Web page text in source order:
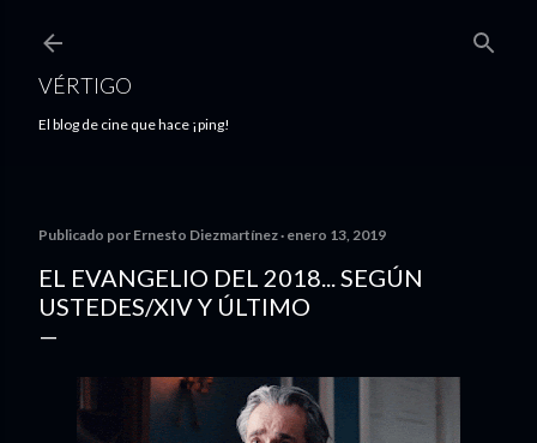
VÉRTIGO
El blog de cine que hace ¡ping!
Publicado por Ernesto Diezmartínez enero 13, 2019
EL EVANGELIO DEL 2018... SEGÚN
USTEDES/XIV Y ÚLTIMO